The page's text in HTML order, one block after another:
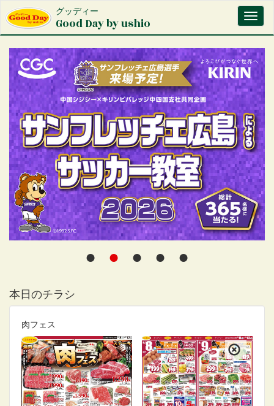
イ
グッディー
Good Day by ushio
● ● ● ● ●
本日のチラシ
肉フェス